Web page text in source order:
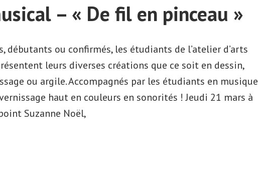
– « De fil en pinceau »
débutants ou confirmés, les étudiants de l’atelier d’arts
leurs diverses créations que ce soit en dessin,
ou argile. Accompagnés par les étudiants en musique
haut en couleurs en sonorités ! Jeudi 21 mars à
Suzanne Noël,